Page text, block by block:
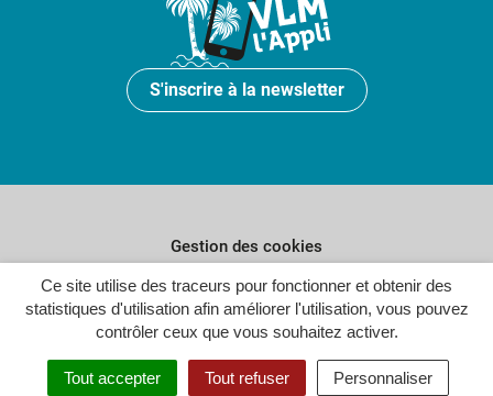
Ce site utilise des traceurs pour fonctionner et obtenir des
statistiques d'utilisation afin améliorer l'utilisation, vous pouvez
contrôler ceux que vous souhaitez activer.
Tout accepter Tout refuser Personnaliser
S'inscrire à la newsletter
Gestion des cookies
Plan du site
Politique de confidentialité
Crédits